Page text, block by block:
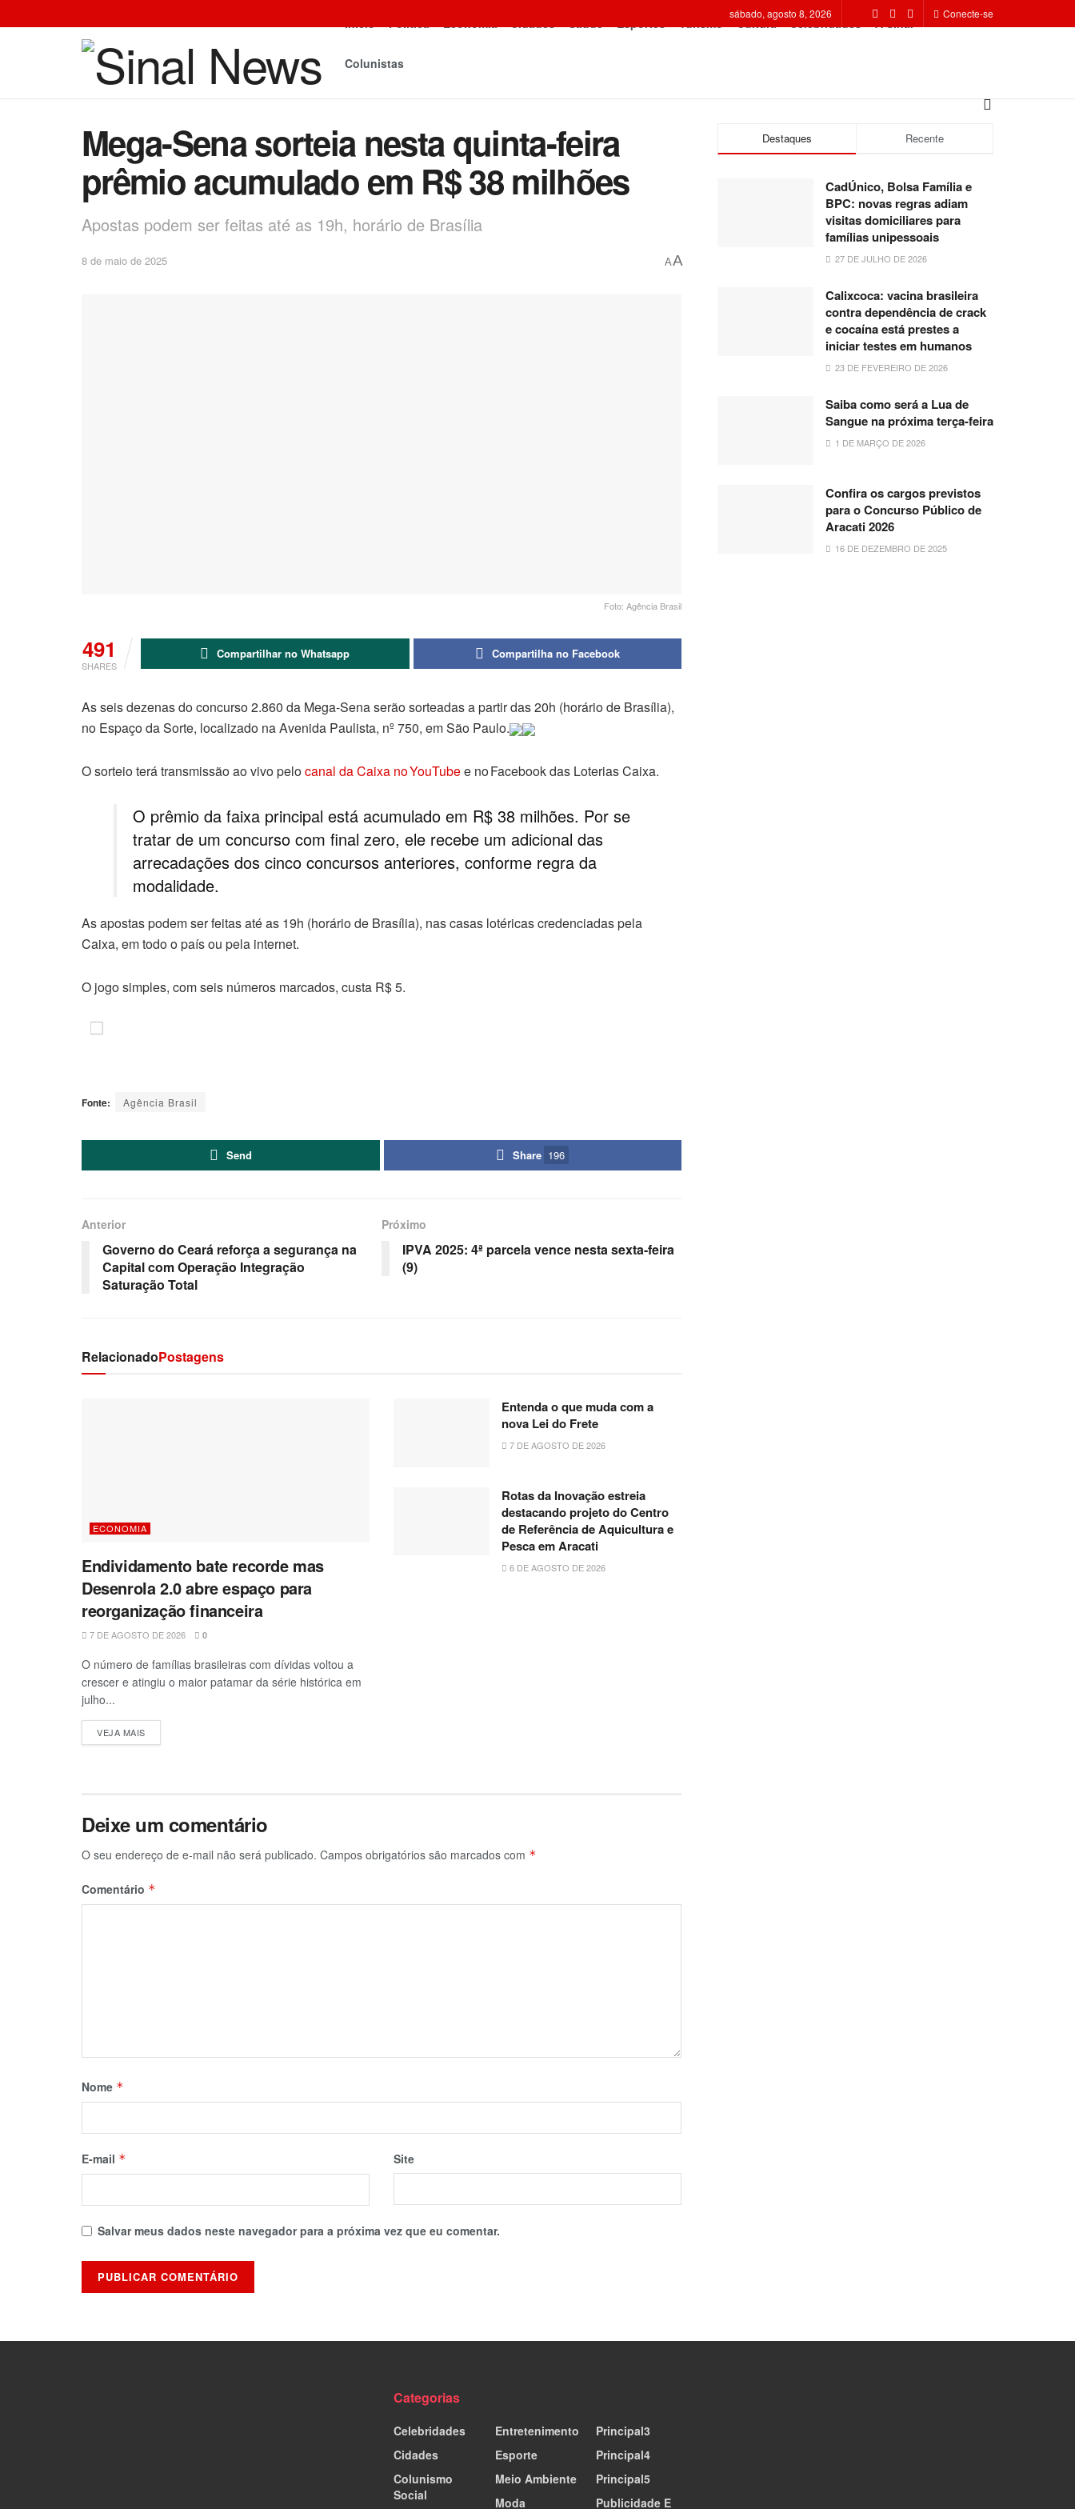
sábado, agosto 8, 2026 Conecte-se
Cultura Celebridades A Sinal
Colunistas
Mega-Sena sorteia nesta quinta-feira
prêmio acumulado em R$ 38 milhões
Apostas podem ser feitas até as 19h, horário de Brasília
8 de maio de 2025 AA
Foto: Agência Brasil
491
SHARES
Compartilhar no Whatsapp Compartilha no Facebook
As seis dezenas do concurso 2.860 da Mega-Sena serão sorteadas a partir das 20h (horário de Brasília),
no Espaço da Sorte, localizado na Avenida Paulista, nº 750, em São Paulo.
O sorteio terá transmissão ao vivo pelocanal da Caixa no YouTubee no Facebook das Loterias Caixa.
O prêmio da faixa principal está acumulado em R$ 38 milhões. Por se
tratar de um concurso com final zero, ele recebe um adicional das
arrecadações dos cinco concursos anteriores, conforme regra da
modalidade.
As apostas podem ser feitas até as 19h (horário de Brasília), nas casas lotéricas credenciadas pela
Caixa, em todo o país ou pela internet.
O jogo simples, com seis números marcados, custa R$ 5.
Fonte: Agência Brasil
Send Share 196
Anterior
Governo do Ceará reforça a segurança na
Capital com Operação Integração
Saturação Total
Próximo
IPVA 2025: 4ª parcela vence nesta sexta-feira
(9)
RelacionadoPostagens
ECONOMIA
Endividamento bate recorde mas
Desenrola 2.0 abre espaço para
reorganização financeira
7 DE AGOSTO DE 2026 0
O número de famílias brasileiras com dívidas voltou a
crescer e atingiu o maior patamar da série histórica em
julho...
VEJA MAIS
Entenda o que muda com a
nova Lei do Frete
7 DE AGOSTO DE 2026
Rotas da Inovação estreia
destacando projeto do Centro
de Referência de Aquicultura e
Pesca em Aracati
6 DE AGOSTO DE 2026
Deixe um comentário
O seu endereço de e-mail não será publicado. Campos obrigatórios são marcados com *
Comentário *
Nome *
E-mail * Site
Salvar meus dados neste navegador para a próxima vez que eu comentar.
Destaques Recente
CadÚnico, Bolsa Família e
BPC: novas regras adiam
visitas domiciliares para
famílias unipessoais
27 DE JULHO DE 2026
Calixcoca: vacina brasileira
contra dependência de crack
e cocaína está prestes a
iniciar testes em humanos
23 DE FEVEREIRO DE 2026
Saiba como será a Lua de
Sangue na próxima terça-feira
1 DE MARÇO DE 2026
Confira os cargos previstos
para o Concurso Público de
Aracati 2026
16 DE DEZEMBRO DE 2025
Categorias
Celebridades
Cidades
Colunismo
Social
Entretenimento
Esporte
Meio Ambiente
Moda
Principal3
Principal4
Principal5
Publicidade E